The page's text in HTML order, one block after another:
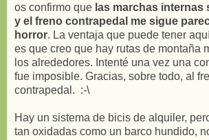
os confirmo que las marchas
y el freno contrapedal me sigue
horror. La ventaja que puede tener
es que creo que hay rutas de montaña
los alrededores. Intenté una vez una
fue imposible. Gracias, sobre todo, al
contrapedal. :-\
Hay un sistema de bicis de alquiler,
tan oxidadas como un barco hundido,